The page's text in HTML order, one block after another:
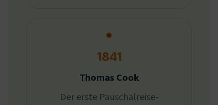
1841
Thomas Cook
Der erste Pauschalreise-